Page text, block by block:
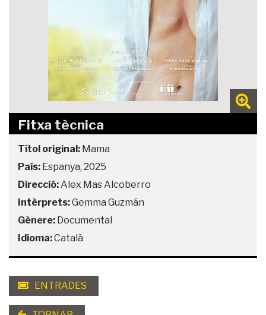
Fitxa tècnica
Títol original: Mama
País: Espanya, 2025
Direcció: Alex Mas Alcoberro
Intèrprets:Gemma Guzmán
Gènere: Documental
Idioma:Català
ENTRADES